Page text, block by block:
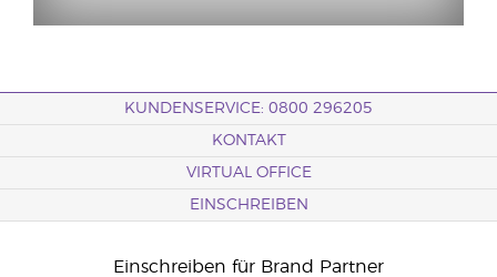
KUNDENSERVICE: 0800 296205
KONTAKT
VIRTUAL OFFICE
EINSCHREIBEN
Einschreiben für Brand Partner